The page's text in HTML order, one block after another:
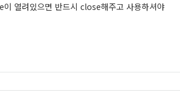
열려있으면 반드시 close해주고 사용하셔야